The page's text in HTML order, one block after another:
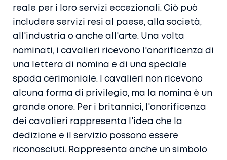
reale per i loro servizi eccezionali. Ciò può
includere servizi resi al paese, alla società,
all'industria o anche all'arte. Una volta
nominati, i cavalieri ricevono l'onorificenza di
una lettera di nomina e di una speciale
spada cerimoniale. I cavalieri non ricevono
alcuna forma di privilegio, ma la nomina è un
grande onore. Per i britannici, l'onorificenza
dei cavalieri rappresenta l'idea che la
dedizione e il servizio possono essere
riconosciuti. Rappresenta anche un simbolo